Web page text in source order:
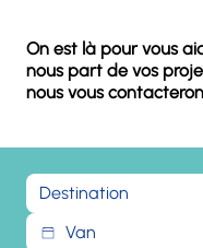
On est là pour vous
nous part de vos
nous vous